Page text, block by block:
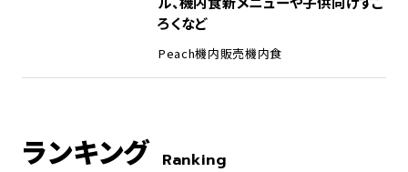
ろくなど
Peach機内販売機内食
ランキング Ranking